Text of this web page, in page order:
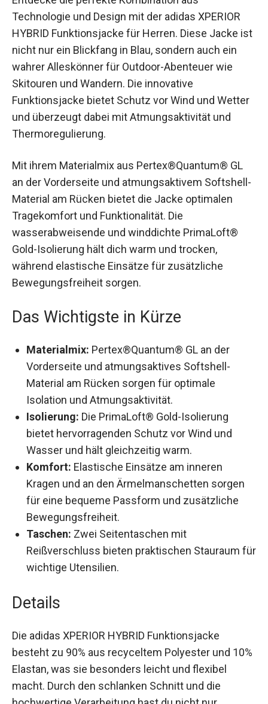
Technologie und Design mit der adidas XPERIOR
HYBRID Funktionsjacke für Herren. Diese Jacke
ist nicht nur ein Blickfang in Blau, sondern auch
ein wahrer Alleskönner für Outdoor-Abenteuer
wie Skitouren und Wandern. Die innovative
Funktionsjacke bietet Schutz vor Wind und
Wetter und überzeugt dabei mit Atmungsaktivität
und Thermoregulierung.
an der Vorderseite und atmungsaktivem
Softshell-Material am Rücken bietet die Jacke
optimalen Tragekomfort und Funktionalität. Die
wasserabweisende und winddichte PrimaLoft®
Gold-Isolierung hält dich warm und trocken,
während elastische Einsätze für zusätzliche
Bewegungsfreiheit sorgen.
Das Wichtigste in Kürze
Vorderseite und atmungsaktives Softshell-
Material am Rücken sorgen für optimale
Isolation und Atmungsaktivität.
Isolierung:Die PrimaLoft® Gold-Isolierung
bietet hervorragenden Schutz vor Wind und
Wasser und hält gleichzeitig warm.
Komfort:Elastische Einsätze am inneren
Kragen und an den Ärmelmanschetten sorgen
für eine bequeme Passform und zusätzliche
Bewegungsfreiheit.
Taschen:Zwei Seitentaschen mit
Reißverschluss bieten praktischen Stauraum
für wichtige Utensilien.
Details
besteht zu 90% aus recyceltem Polyester und
10% Elastan, was sie besonders leicht und
flexibel macht. Durch den schlanken Schnitt und
die hochwertige Verarbeitung hast du nicht nur